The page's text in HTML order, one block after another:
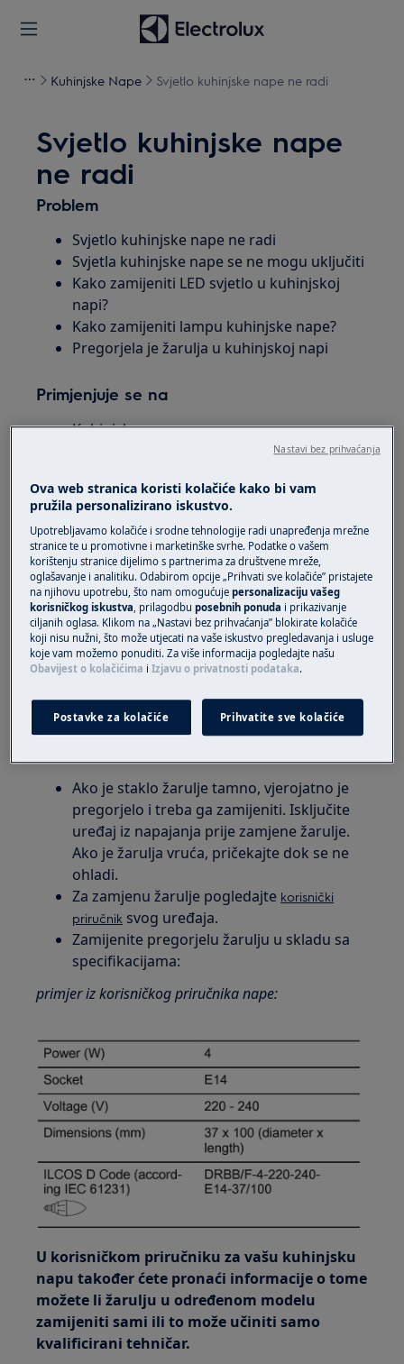
Kuhinjske Nape Svjetlo kuhinjske nape ne radi
Svjetlo kuhinjske nape
ne radi
Problem
Svjetlo kuhinjske nape ne radi
Svjetla kuhinjske nape se ne mogu uključiti
Kako zamijeniti LED svjetlo u kuhinjskoj
napi?
Kako zamijeniti lampu kuhinjske nape?
Pregorjela je žarulja u kuhinjskoj napi
Primjenjuje se na
Kuhinjske nape
1. Prvo provjerite radi li funkcija ekstrakcije:
Ako ne radi (kuhinjska napa ne reagira,
svjetlo se ne pali, funkcija ekstrakcije ne
radi), vjerojatno je u pitanju električni kvar.
Provjerite rade li drugi kuhinjski uređaji,
ako ne, provjerite osigurače i obratite se
kvalificiranom električaru da otkloni
mogući kvar na ožičenju.
2. Ako funkcija odsisavanja radi, ali se svjetlo
kuhinjske nape ne pali, to vjerojatno znači da
Ako je staklo žarulje tamno, vjerojatno je
pregorjelo i treba ga zamijeniti. Isključite
uređaj iz napajanja prije zamjene žarulje.
Ako je žarulja vruća, pričekajte dok se ne
ohladi.
Za zamjenu žarulje pogledajte korisnički
priručnik svog uređaja.
Zamijenite pregorjelu žarulju u skladu sa
specifikacijama:
primjer iz korisničkog priručnika nape:
U korisničkom priručniku za vašu kuhinjsku
napu također ćete pronaći informacije o tome
možete li žarulju u određenom modelu
zamijeniti sami ili to može učiniti samo
kvalificirani tehničar.
Ova web stranica koristi kolačiće kako bi vam
pružila personalizirano iskustvo.
Upotrebljavamo kolačiće i srodne tehnologije radi unapređenja mrežne
stranice te u promotivne i marketinške svrhe. Podatke o vašem
korištenju stranice dijelimo s partnerima za društvene mreže,
oglašavanje i analitiku. Odabirom opcije „Prihvati sve kolačiće” pristajete
na njihovu upotrebu, što nam omogućujepersonalizaciju vašeg
korisničkog iskustva, prilagodbuposebnih ponuda i prikazivanje
ciljanih oglasa. Klikom na „Nastavi bez prihvaćanja” blokirate kolačiće
koji nisu nužni, što može utjecati na vaše iskustvo pregledavanja i usluge
koje vam možemo ponuditi. Za više informacija pogledajte našu
Obavijest o kolačićima iIzjavu o privatnosti podataka.
Postavke za kolačiće Prihvatite sve kolačiće
Nastavi bez prihvaćanja